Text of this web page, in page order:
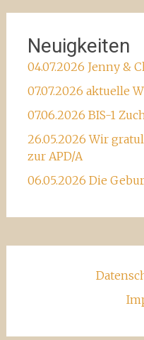
Neuigkeiten
04.07.2026 Jenny &
07.07.2026 aktuelle
07.06.2026 BIS-1
26.05.2026 Wir
zur APD/A
06.05.2026 Die